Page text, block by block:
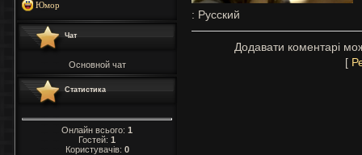
Юмор
Чат
Основной чат
Статистика
Онлайн всього: 1
Гостей: 1
Користувачів: 0
: Русский
Додавати коментарі
[